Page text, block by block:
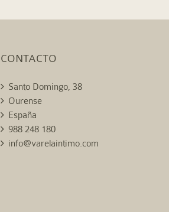
CONTACTO
Santo Domingo, 38
Ourense
España
988 248 180
info@varelaintimo.com